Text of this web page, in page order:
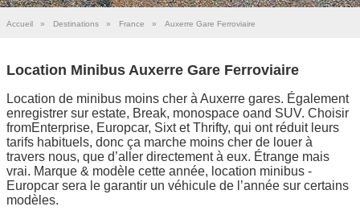
Accueil » Destinations » France » Auxerre Gare Ferroviaire
Location Minibus Auxerre Gare Ferroviaire
Location de minibus moins cher à Auxerre gares. Également
enregistrer sur estate, Break, monospace oand SUV. Choisir
fromEnterprise, Europcar, Sixt et Thrifty, qui ont réduit leurs
tarifs habituels, donc ça marche moins cher de louer à
travers nous, que d’aller directement à eux. Étrange mais
vrai. Marque & modèle cette année, location minibus -
Europcar sera le garantir un véhicule de l’année sur certains
modèles.